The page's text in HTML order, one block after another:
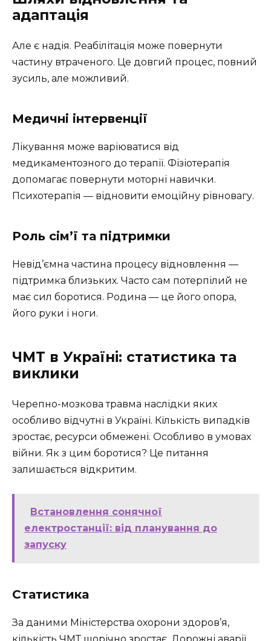
адаптація
Але є надія. Реабілітація може повернути
частину втраченого. Це довгий процес, повний
зусиль, але можливий.
Медичні інтервенції
Лікування може варіюватися від
медикаментозного до терапії. Фізіотерапія
допомагає повернути моторні навички.
Психотерапія — відновити емоційну рівновагу.
Роль сім’ї та підтримки
Невід’ємна частина процесу відновлення —
підтримка близьких. Часто сам потерпілий не
має сил боротися. Родина — це його опора,
його руки і ноги.
ЧМТ в Україні: статистика та
виклики
Черепно-мозкова травма наслідки яких
особливо відчутні в Україні. Кількість випадків
зростає, ресурси обмежені. Особливо в умовах
війни. Як з цим боротися? Це питання
залишається відкритим.
Встановлення сонячної
електростанції: від планування до
запуску
Статистика
За даними Міністерства охорони здоров’я,